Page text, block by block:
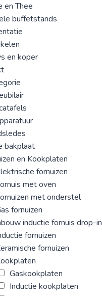
en Thee
buffetstands
en koper
bakplaat
en Kookplaten
fornuizen
met oven
met onderstel
fornuizen
inductie fornuis drop-in
fornuizen
fornuizen
Gaskookplaten
Inductie kookplaten